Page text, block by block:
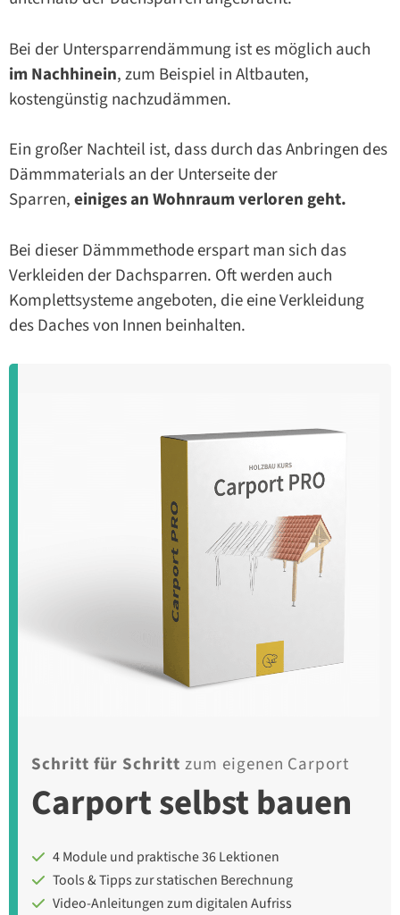
Bei der Untersparrendämmung ist es möglich auch
im Nachhinein, zum Beispiel in Altbauten,
kostengünstig nachzudämmen.
Ein großer Nachteil ist, dass durch das Anbringen des
Dämmmaterials an der Unterseite der
Sparren,einiges an Wohnraum verloren geht.
Bei dieser Dämmmethode erspart man sich das
Verkleiden der Dachsparren. Oft werden auch
Komplettsysteme angeboten, die eine Verkleidung
des Daches von Innen beinhalten.
Schritt für Schritt zum eigenen Carport
Carport selbst bauen
4 Module und praktische 36 Lektionen
Tools & Tipps zur statischen Berechnung
Video-Anleitungen zum digitalen Aufriss